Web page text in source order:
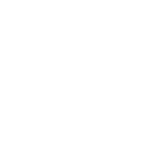
relación
DE SUS DATOS
de datos salvo
una obligación
transferencias